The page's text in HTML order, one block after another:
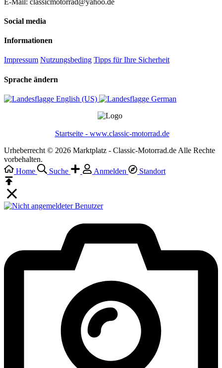
Social media
Informationen
Impressum Nutzungsbeding Tipps für Ihre Sicherheit
Sprache ändern
English (US)‎ German‎
Startseite - www.classic-motorrad.de
Urheberrecht © 2026 Marktplatz - Classic-Motorrad.de Alle Rechte
vorbehalten.
Home
Suche Anmelden Standort